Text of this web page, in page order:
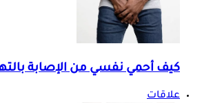
كيف أحمي نفسي من الإصابة
علاقات